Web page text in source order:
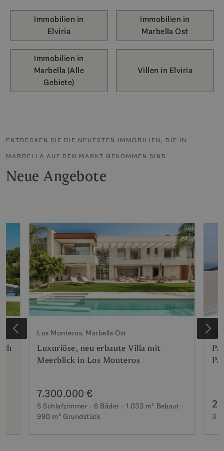
Immobilien in
Elviria
Immobilien in
Marbella Ost
Immobilien in
Marbella (Alle
Gebiete)
Villen in Elviria
ENTDECKEN SIE DIE NEUESTEN IMMOBILIEN, DIE IN
MARBELLA AUF DEN MARKT GEKOMMEN SIND
Neue Angebote
Los Monteros, Marbella Ost
Luxuriöse, neu erbaute Villa mit
Meerblick in Los Monteros
7.300.000 €
5 Schlafzimmer 6 Bäder 1.033 m² Bebaut
990 m² Grundstück 3